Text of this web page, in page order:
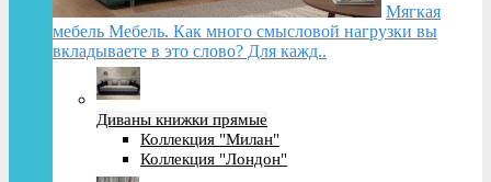
Мягкая
мебель Мебель. Как много смысловой нагрузки вы
вкладываете в это слово? Для кажд..
Диваны книжки прямые
Коллекция "Милан"
Коллекция "Лондон"